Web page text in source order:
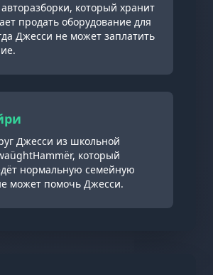
который хранит
продать оборудование для
Джесси не может заплатить
Джесси из школьной
который
нормальную семейную
может помочь Джесси.